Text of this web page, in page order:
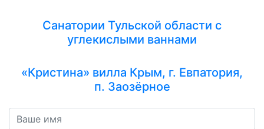
Санатории Тульской области с
углекислыми ваннами
«Кристина» вилла Крым, г. Евпатория,
п. Заозёрное